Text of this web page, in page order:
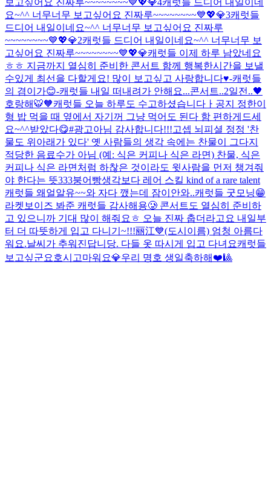
요~^^ 너무너무 보고싶어요 진짜루~~~~~~~~💙💖💎3캐럿들
드디어 내일이네요~^^ 너무너무 보고싶어요 진짜루
~~~~~~~~💙💖💎2캐럿들 드디어 내일이네요~^^ 너무너무 보
고싶어요 진짜루~~~~~~~~💙💖💎캐럿들 이제 하루 남았네요
ㅎㅎ 지금까지 열심히 준비한 콘서트 함께 행복한시간을 보낼
수있게 최선을 다할게요! 많이 보고싶고 사랑합니다♥️-캐럿들
의 겸이가😊-캐럿들 내일 떠내려가 안해요...콘서트..2일전..🖤
호랑해🐯🧡캐럿들 오늘 하루도 수고하셨습니다ㅏ 공지 정한이
형 밥 먹을 때 옆에서 자기꺼 그냥 먹어도 된다 함 편하게드세
요~^^받았다😋#광고아님 감사합니다!!!고셉 뇌피셜 정정 '찬
물도 위아래가 있다' 옛 사람들의 생각 속에는 찬물이 그다지
적당한 음료수가 아님 (예: 식은 커피나 식은 라면) 찬물, 식은
커피나 식은 라면처럼 하찮은 것이라도 윗사람을 먼저 챙겨줘
야 한다는 뜻333붕어빵생각보다 레어 스킬 kind of a rare talent
캐럿들 왜얼알유~~와 자다 깼는데 잠이안와..캐럿들 굿모닝😁
라켓보이즈 봐준 캐럿들 감사해용🥲 콘서트도 열심히 준비하
고 있으니까 기대 많이 해줘요ㅎ 오늘 진짜 춥더라고요 내일부
터 더 따뜻하게 입고 다니기~!!!丽江💙(도시이름) 엄청 아름다
워요.날씨가 추워진답니당. 다들 옷 따시게 입고 다녀요캐럿들
보고싶군요호시 고마워요💎우리 명호 생일축하해❤️🎱